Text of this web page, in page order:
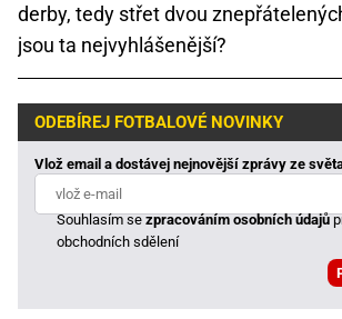
derby, tedy střet dvou
jsou ta nejvyhlášenější?
ODEBÍREJ FOTBALOVÉ NOVINKY
Vlož email a dostávej nejnovější zprávy ze
Souhlasím sezpracováním osobních údajů
obchodních sdělení